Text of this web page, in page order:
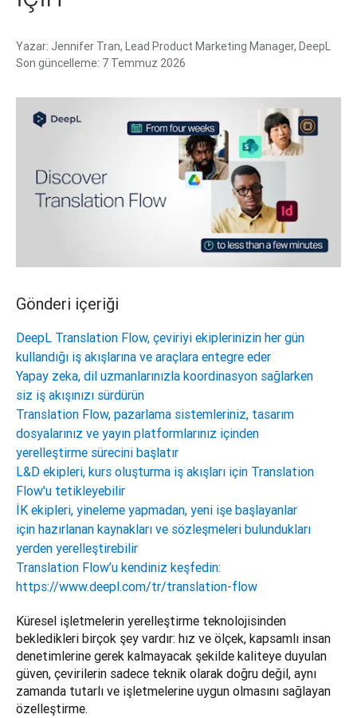
Yazar: Jennifer Tran, Lead Product Marketing Manager, DeepL
Son güncelleme: 7 Temmuz 2026
Gönderi içeriği
DeepL Translation Flow, çeviriyi ekiplerinizin her gün
kullandığı iş akışlarına ve araçlara entegre eder
Yapay zeka, dil uzmanlarınızla koordinasyon sağlarken
siz iş akışınızı sürdürün
Translation Flow, pazarlama sistemleriniz, tasarım
dosyalarınız ve yayın platformlarınız içinden
yerelleştirme sürecini başlatır
L&D ekipleri, kurs oluşturma iş akışları için Translation
Flow'u tetikleyebilir
İK ekipleri, yineleme yapmadan, yeni işe başlayanlar
için hazırlanan kaynakları ve sözleşmeleri bulundukları
yerden yerelleştirebilir
Translation Flow’u kendiniz keşfedin:
https://www.deepl.com/tr/translation-flow
Küresel işletmelerin yerelleştirme teknolojisinden
bekledikleri birçok şey vardır: hız ve ölçek, kapsamlı insan
denetimlerine gerek kalmayacak şekilde kaliteye duyulan
güven, çevirilerin sadece teknik olarak doğru değil, aynı
zamanda tutarlı ve işletmelerine uygun olmasını sağlayan
özelleştirme.